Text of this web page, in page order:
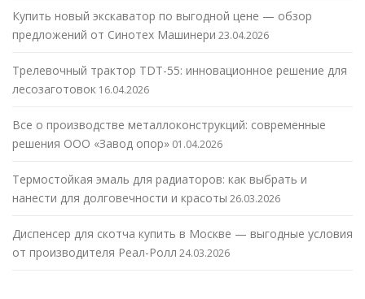
Купить новый экскаватор по выгодной цене — обзор
предложений от Синотех Машинери 23.04.2026
Трелевочный трактор TDT-55: инновационное решение для
лесозаготовок 16.04.2026
Все о производстве металлоконструкций: современные
решения ООО «Завод опор» 01.04.2026
Термостойкая эмаль для радиаторов: как выбрать и
нанести для долговечности и красоты 26.03.2026
Диспенсер для скотча купить в Москве — выгодные условия
от производителя Реал-Ролл 24.03.2026